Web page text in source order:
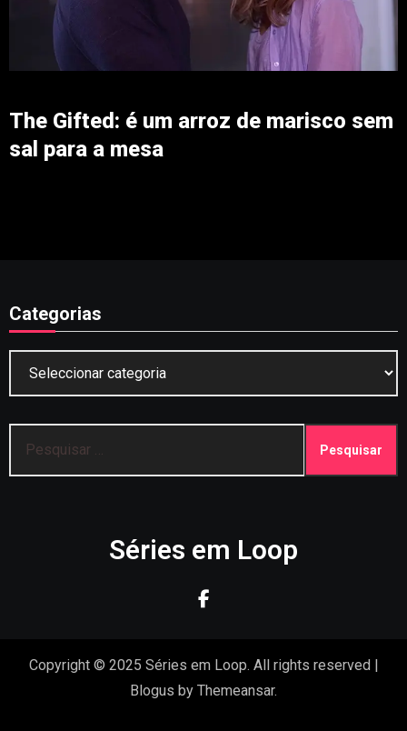
The Gifted: é um arroz de marisco sem
sal para a mesa
Categorias
por:
Séries em Loop
Copyright © 2025 Séries em Loop. All rights reserved |
Blogus by Themeansar.